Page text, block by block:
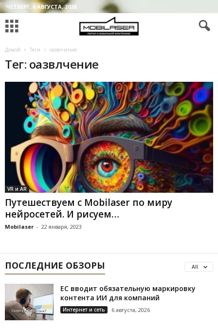
ЧЕТВЕРГ, 6 АВГУСТА, 2026
Домой Теги оазвлчение
Тег: оазвлчение
VR и AR
Путешествуем с Mobilaser по миру
нейросетей. И рисуем…
Mobilaser - 22 января, 2023
ПОСЛЕДНИЕ ОБЗОРЫ All
ЕС вводит обязательную маркировку
контента ИИ для компаний
Интернет и сеть 6 августа, 2026